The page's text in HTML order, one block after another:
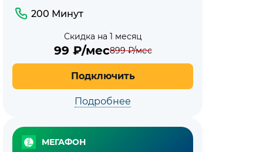
200 Минут
Скидка на 1 месяц
99 ₽/мес899₽/мес
Подключить
Подробнее
МЕГАФОН